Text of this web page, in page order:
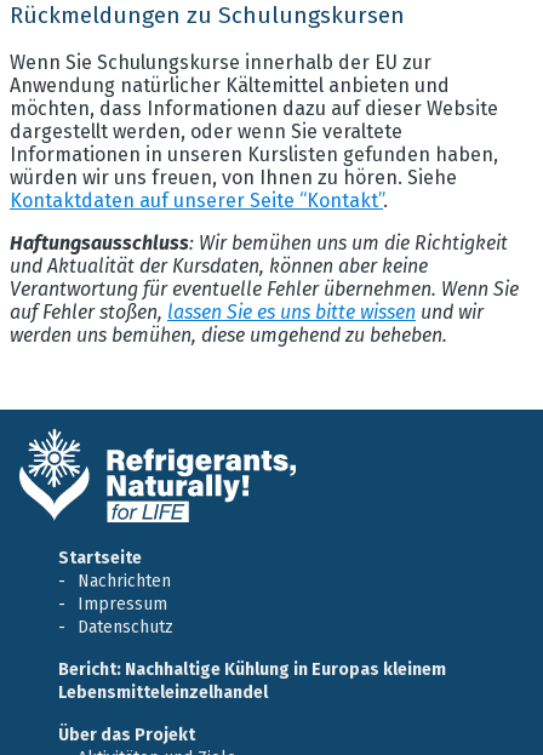
Rückmeldungen zu Schulungskursen
Wenn Sie Schulungskurse innerhalb der EU zur
Anwendung natürlicher Kältemittel anbieten und
möchten, dass Informationen dazu auf dieser Website
dargestellt werden, oder wenn Sie veraltete
Informationen in unseren Kurslisten gefunden haben,
würden wir uns freuen, von Ihnen zu hören. Siehe
Kontaktdaten auf unserer Seite “Kontakt”.
Haftungsausschluss: Wir bemühen uns um die Richtigkeit
und Aktualität der Kursdaten, können aber keine
Verantwortung für eventuelle Fehler übernehmen. Wenn Sie
auf Fehler stoßen, lassen Sie es uns bitte wissen und wir
werden uns bemühen, diese umgehend zu beheben.
Startseite
Nachrichten
Impressum
Datenschutz
Bericht: Nachhaltige Kühlung in Europas kleinem
Lebensmitteleinzelhandel
Über das Projekt